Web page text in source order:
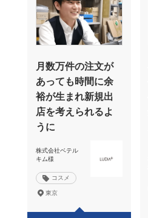
月数万件の注文が
あっても時間に余
裕が生まれ新規出
店を考えられるよ
うに
株式会社ベテル
キム様
コスメ
東京